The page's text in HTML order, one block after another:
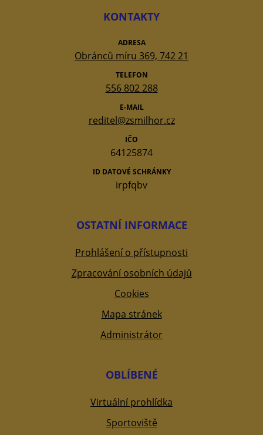
KONTAKTY
ADRESA
Obránců míru 369, 742 21
TELEFON
556 802 288
E-MAIL
reditel@zsmilhor.cz
IČO
64125874
ID DATOVÉ SCHRÁNKY
irpfqbv
OSTATNÍ INFORMACE
Prohlášení o přístupnosti
Zpracování osobních údajů
Cookies
Mapa stránek
Administrátor
OBLÍBENÉ
Virtuální prohlídka
Sportoviště